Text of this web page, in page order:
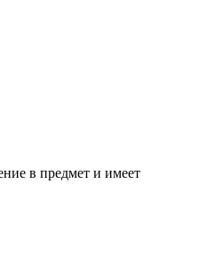
в предмет и имеет